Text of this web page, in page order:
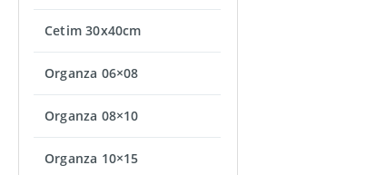
Cetim 30x40cm
Organza 06×08
Organza 08×10
Organza 10×15